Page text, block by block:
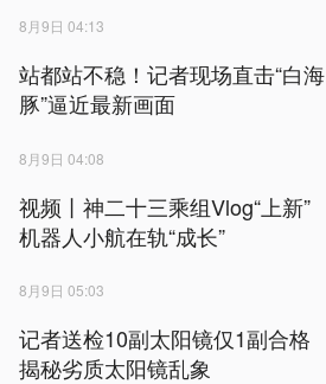
8月9日 04:13
站都站不稳！记者现场直击“白海
豚”逼近最新画面
8月9日 04:08
视频丨神二十三乘组Vlog“上新”
机器人小航在轨“成长”
8月9日 05:03
记者送检10副太阳镜仅1副合格
揭秘劣质太阳镜乱象